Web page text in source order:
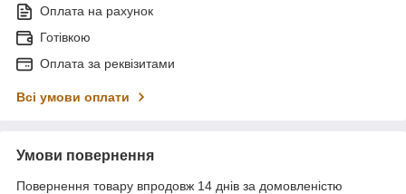
Оплата на рахунок
Готівкою
Оплата за реквізитами
Всі умови оплати
Умови повернення
Повернення товару впродовж 14 днів за домовленістю